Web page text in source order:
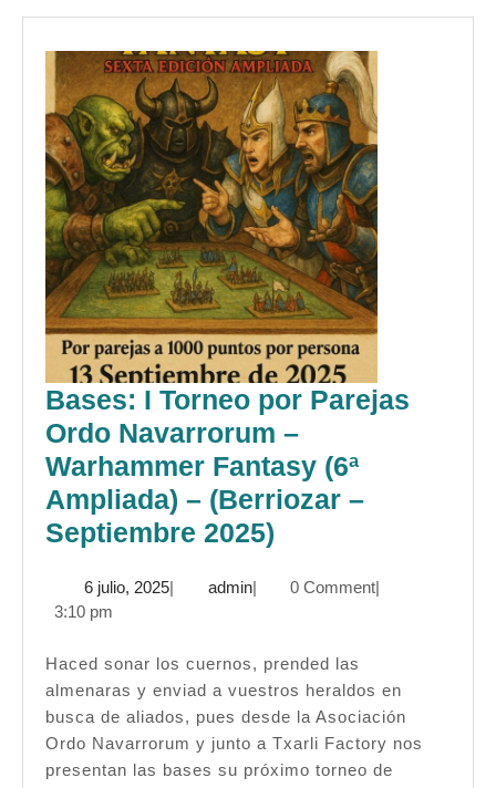
Bases: I Torneo por Parejas
Ordo Navarrorum –
Warhammer Fantasy (6ª
Ampliada) – (Berriozar –
Septiembre 2025)
Torneo
Parejas
Ordo
Navarrorum
–
6 julio, 20256| adminadmin
| 0 Comment|
3:10 pm
Haced sonar los cuernos, prended las
almenaras y enviad a vuestros heraldos en
busca de aliados, pues desde la Asociación
Ordo Navarrorum y junto a Txarli Factory nos
presentan las bases su próximo torneo de